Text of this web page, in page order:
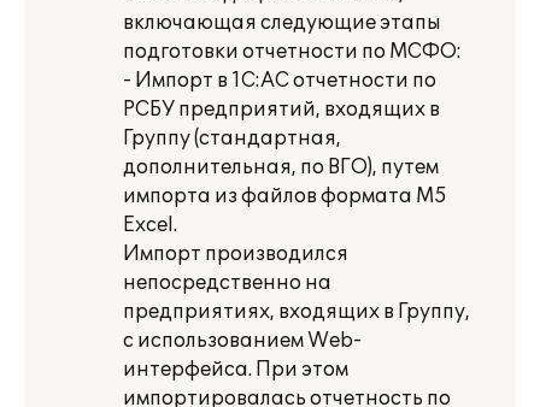
включающая следующие этапы
подготовки отчетности по МСФО:
- Импорт в 1С:АС отчетности по
РСБУ предприятий, входящих в
Группу (стандартная,
дополнительная, по ВГО), путем
импорта из файлов формата М5
Excel.
Импорт производился
непосредственно на
предприятиях, входящих в Группу,
с использованием Web-
интерфейса. При этом
импортировалась отчетность по